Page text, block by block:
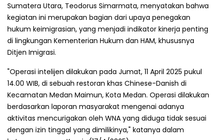
Sumatera Utara, Teodorus Simarmata, menyatakan bahwa
kegiatan ini merupakan bagian dari upaya penegakan
hukum keimigrasian, yang menjadi indikator kinerja penting
di lingkungan Kementerian Hukum dan HAM, khususnya
Ditjen Imigrasi.
"Operasi intelijen dilakukan pada Jumat, 11 April 2025 pukul
14.00 WIB, di sebuah restoran khas Chinese-Danish di
Kecamatan Medan Maimun, Kota Medan. Operasi dilakukan
berdasarkan laporan masyarakat mengenai adanya
aktivitas mencurigakan oleh WNA yang diduga tidak sesuai
dengan izin tinggal yang dimilikinya," katanya dalam